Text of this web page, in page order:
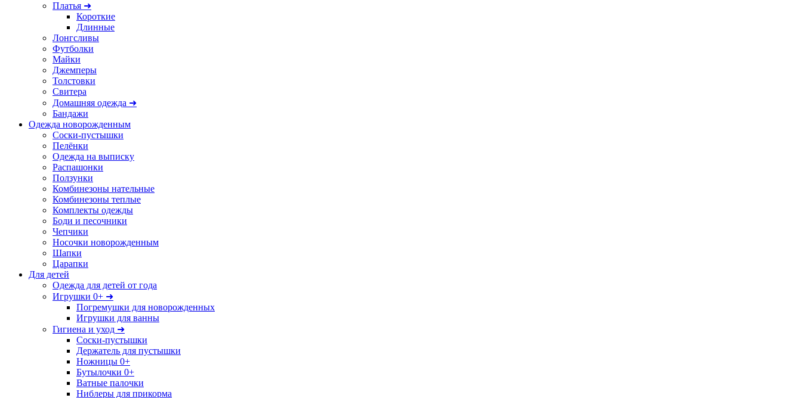
Платья ➜
Короткие
Длинные
Лонгсливы
Футболки
Майки
Джемперы
Толстовки
Свитера
Домашняя одежда ➜
Бандажи
Одежда новорожденным
Соски-пустышки
Пелёнки
Одежда на выписку
Распашонки
Ползунки
Комбинезоны нательные
Комбинезоны теплые
Комплекты одежды
Боди и песочники
Чепчики
Носочки новорожденным
Шапки
Царапки
Для детей
Одежда для детей от года
Игрушки 0+ ➜
Погремушки для новорожденных
Игрушки для ванны
Гигиена и уход ➜
Соски-пустышки
Держатель для пустышки
Ножницы 0+
Бутылочки 0+
Ватные палочки
Ниблеры для прикорма